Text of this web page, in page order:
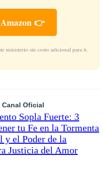
👉
ministerio sin costo adicional para ti.
Oficial
Sopla Fuerte: 3
tu Fe en la Tormenta
y el Poder de la
Justicia del Amor